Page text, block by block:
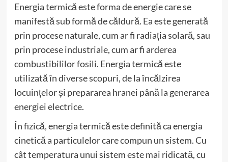
Energia termică este forma de energie care se
manifestă sub formă de căldură. Ea este generată
prin procese naturale, cum ar fi radiația solară, sau
prin procese industriale, cum ar fi arderea
combustibililor fosili. Energia termică este
utilizată în diverse scopuri, de la încălzirea
locuințelor și prepararea hranei până la generarea
energiei electrice.
În fizică, energia termică este definită ca energia
cinetică a particulelor care compun un sistem. Cu
cât temperatura unui sistem este mai ridicată, cu